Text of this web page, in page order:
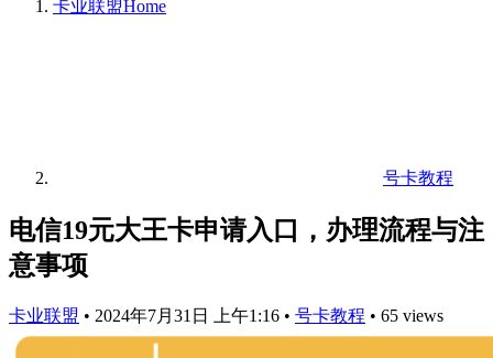
卡业联盟Home
号卡教程
电信19元大王卡申请入口，办理流程与注
意事项
卡业联盟 • 2024年7月31日 上午1:16 • 号卡教程 • 65 views